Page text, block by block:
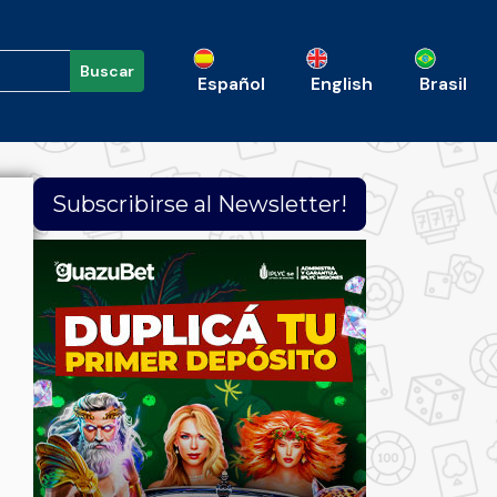
Buscar
Español English Brasil
Subscribirse al Newsletter!